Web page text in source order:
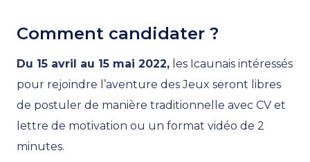
Comment candidater ?
Du 15 avril au 15 mai 2022, les Icaunais intéressés
pour rejoindre l’aventure des Jeux seront libres
de postuler de manière traditionnelle avec CV et
lettre de motivation ou un format vidéo de 2
minutes.